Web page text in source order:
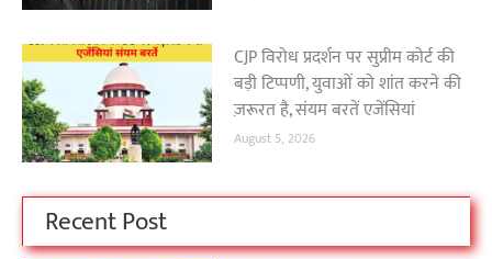
CJP विरोध प्रदर्शन पर सुप्रीम कोर्ट की
बड़ी टिप्पणी, युवाओं को शांत करने की
ज़रूरत है, संयम बरतें एजेंसियां
August 5, 2026
Recent Post